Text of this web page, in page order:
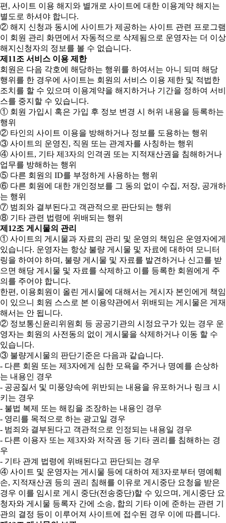
편, 사이트 이용 해지와 별개로 사이트에 대한 이용계약 해지는
별도로 하셔야 합니다.
② 해지 신청과 동시에 사이트가 제공하는 사이트 관련 프로그램
이 회원 관리 화면에서 자동적으로 삭제됨으로 운영자는 더 이상
해지신청자의 정보를 볼 수 없습니다.
제11조 서비스 이용 제한
회원은 다음 각호에 해당하는 행위를 하여서는 아니 되며 해당
행위를 한 경우에 사이트는 회원의 서비스 이용 제한 및 적법한
조치를 할 수 있으며 이용계약을 해지하거나 기간을 정하여 서비
스를 중지할 수 있습니다.
① 회원 가입시 혹은 가입 후 정보 변경 시 허위 내용을 등록하는
행위
② 타인의 사이트 이용을 방해하거나 정보를 도용하는 행위
③ 사이트의 운영진, 직원 또는 관계자를 사칭하는 행위
④ 사이트, 기타 제3자의 인격권 또는 지적재산권을 침해하거나
업무를 방해하는 행위
⑤ 다른 회원의 ID를 부정하게 사용하는 행위
⑥ 다른 회원에 대한 개인정보를 그 동의 없이 수집, 저장, 공개하
는 행위
⑦ 범죄와 결부된다고 객관적으로 판단되는 행위
⑧ 기타 관련 법령에 위배되는 행위
제12조 게시물의 관리
① 사이트의 게시물과 자료의 관리 및 운영의 책임은 운영자에게
있습니다. 운영자는 항상 불량 게시물 및 자료에 대하여 모니터
링을 하여야 하며, 불량 게시물 및 자료를 발견하거나 신고를 받
으면 해당 게시물 및 자료를 삭제하고 이를 등록한 회원에게 주
의를 주어야 합니다.
한편, 이용회원이 올린 게시물에 대해서는 게시자 본인에게 책임
이 있으니 회원 스스로 본 이용약관에서 위배되는 게시물은 게재
해서는 안 됩니다.
② 정보통신윤리위원회 등 공공기관의 시정요구가 있는 경우 운
영자는 회원의 사전동의 없이 게시물을 삭제하거나 이동 할 수
있습니다.
③ 불량게시물의 판단기준은 다음과 같습니다.
- 다른 회원 또는 제3자에게 심한 모욕을 주거나 명예를 손상하
는 내용인 경우
- 공공질서 및 미풍양속에 위반되는 내용을 유포하거나 링크 시
키는 경우
- 불법 복제 또는 해킹을 조장하는 내용인 경우
- 영리를 목적으로 하는 광고일 경우
- 범죄와 결부된다고 객관적으로 인정되는 내용일 경우
- 다른 이용자 또는 제3자와 저작권 등 기타 권리를 침해하는 경
우
- 기타 관계 법령에 위배된다고 판단되는 경우
④ 사이트 및 운영자는 게시물 등에 대하여 제3자로부터 명예훼
손, 지적재산권 등의 권리 침해를 이유로 게시중단 요청을 받은
경우 이를 임시로 게시 중단(전송중단)할 수 있으며, 게시중단 요
청자와 게시물 등록자 간에 소송, 합의 기타 이에 준하는 관련 기
관의 결정 등이 이루어져 사이트에 접수된 경우 이에 따릅니다.